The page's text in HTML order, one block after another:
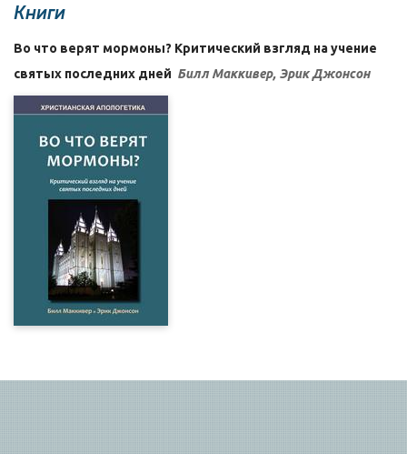
Книги
Во что верят мормоны? Критический взгляд на учение
святых последних дней Билл Маккивер, Эрик Джонсон